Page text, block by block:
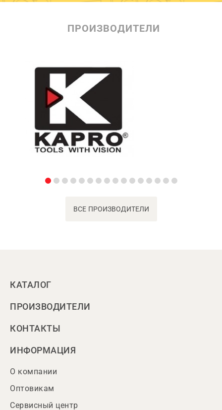
ПРОИЗВОДИТЕЛИ
ВСЕ ПРОИЗВОДИТЕЛИ
КАТАЛОГ
ПРОИЗВОДИТЕЛИ
КОНТАКТЫ
ИНФОРМАЦИЯ
О компании
Оптовикам
Сервисный центр